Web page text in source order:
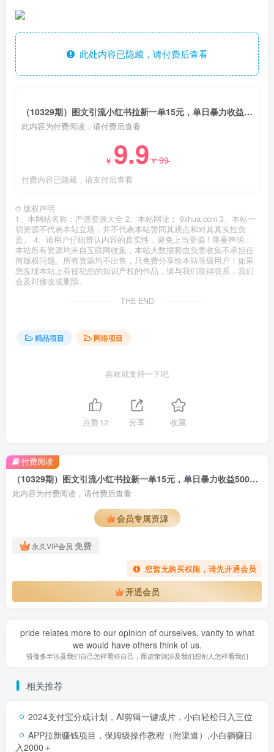
此处内容已隐藏，请付费后查看
（10329期）图文引流小红书拉新一单15元，单日暴力收益5000+，小白也能轻松上手
此内容为付费阅读，请付费后查看
￥ 9.9￥99
付费内容已隐藏，请支付后查看
© 版权声明
1、本网站名称：严选资源大全 2、本站网址： 9xhua.com 3、本站一
切资源不代表本站立场，并不代表本站赞同其观点和对其真实性负
责。 4、请用户仔细辨认内容的真实性，避免上当受骗 ! 重要声明：
本站所有资源均来自互联网收集，本站大数据爬虫负责收集不承担任
何版权问题。所有资源均不出售，只免费分享给本站等级用户！如果
您发现本站上有侵犯您的知识产权的作品，请与我们取得联系，我们
会及时修改或删除。
THE END
精品项目 网络项目
喜欢就支持一下吧
点赞12 分享 收藏
（10329期）图文引流小红书拉新一单15元，单日暴力收益5000+，小白也能轻松上手
此内容为付费阅读，请付费后查看
会员专属资源
永久VIP会员 免费
您暂无购买权限，请先开通会员
开通会员
付费阅读
pride relates more to our opinion of ourselves, vanity to what
we would have others think of us.
骄傲多半涉及我们自己怎样看待自己，而虚荣则涉及我们想别人怎样看我们
相关推荐
2024支付宝分成计划，AI剪辑一键成片，小白轻松日入三位
APP拉新赚钱项目，保姆级操作教程（附渠道）,小白躺赚日
入2000＋